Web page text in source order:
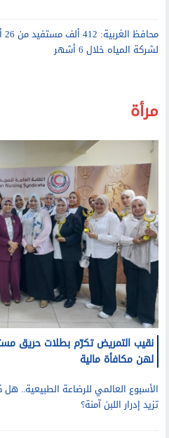
لشركة المياه خلال 6 أشهر
مرأة
نقيب التمريض تكرّم بطلات حريق
لهن مكافأة مالية
الأسبوع العالمي للرضاعة الطبيعية..
تزيد إدرار اللبن آمنة؟